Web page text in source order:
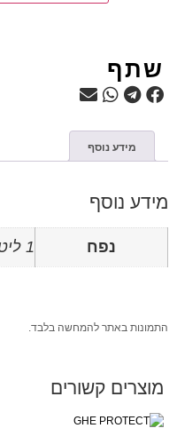
שתף
מידע נוסף
מידע נוסף
נפח 1 ליטר, 5 ליטר, 10 ליטר
התמונות באתר להמחשה בלבד.
מוצרים קשורים